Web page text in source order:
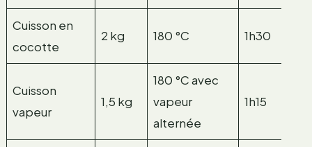
Cuisson en
cocotte
2 kg 180 °C 1h30
Cuisson
vapeur
1,5 kg
180 °C avec
vapeur
alternée
1h15